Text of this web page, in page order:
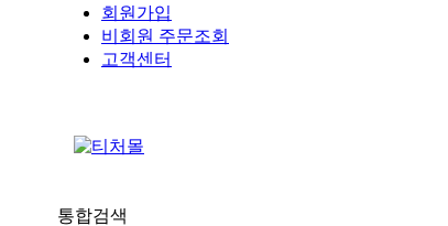
회원가입
비회원 주문조회
고객센터
통합검색